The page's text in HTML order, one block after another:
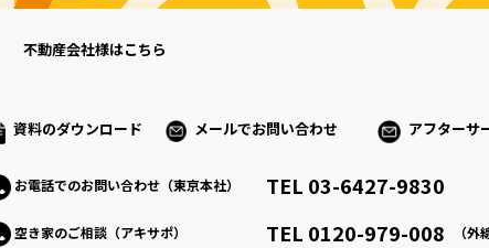
不動産会社様はこちら
資料のダウンロード メールでお問い合わせ アフターサ
お電話でのお問い合わせ（東京本社） TEL 03-6427-9830
空き家のご相談（アキサポ） TEL 0120-979-008 （